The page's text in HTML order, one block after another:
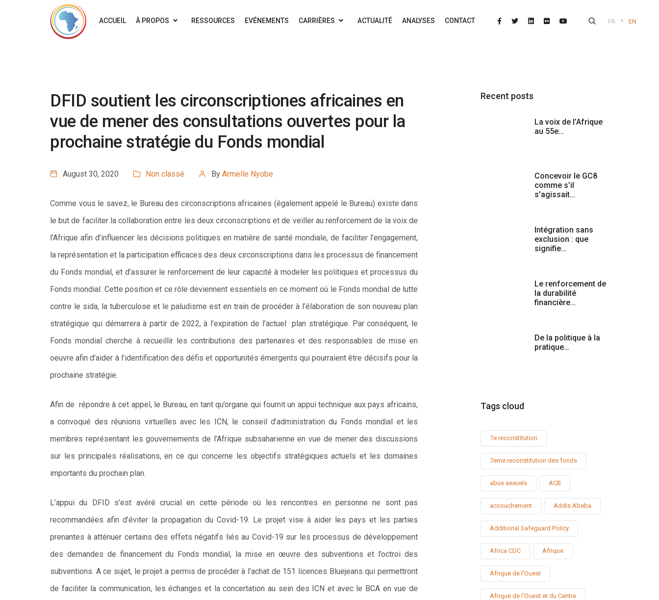
ACCUEIL À PROPOS RESSOURCES EVÉNEMENTS CARRIÈRES ACTUALITÉ ANALYSES CONTACT FR • EN
DFID soutient les circonscriptiones africaines en
vue de mener des consultations ouvertes pour la
prochaine stratégie du Fonds mondial
August 30, 2020 Non classé By Armelle Nyobe
Comme vous le savez, le Bureau des circonscriptions africaines (également appelé le Bureau) existe dans
le but de faciliter la collaboration entre les deux circonscriptions et de veiller au renforcement de la voix de
l’Afrique afin d’influencer les décisions politiques en matière de santé mondiale, de faciliter l’engagement,
la représentation et la participation efficaces des deux circonscriptions dans les processus de financement
du Fonds mondial, et d’assurer le renforcement de leur capacité à modeler les politiques et processus du
Fonds mondial. Cette position et ce rôle deviennent essentiels en ce moment où le Fonds mondial de lutte
contre le sida, la tuberculose et le paludisme est en train de procéder à l’élaboration de son nouveau plan
stratégique qui démarrera à partir de 2022, à l’expiration de l’actuel plan stratégique. Par conséquent, le
Fonds mondial cherche à recueillir les contributions des partenaires et des responsables de mise en
oeuvre afin d’aider à l’identification des défis et opportunités émergents qui pourraient être décisifs pour la
prochaine stratégie.
Afin de répondre à cet appel, le Bureau, en tant qu’organe qui fournit un appui technique aux pays africains,
a convoqué des réunions virtuelles avec les ICN, le conseil d’administration du Fonds mondial et les
membres représentant les gouvernements de l’Afrique subsaharienne en vue de mener des discussions
sur les principales réalisations, en ce qui concerne les objectifs stratégiques actuels et les domaines
importants du prochain plan.
L’appui du DFID s’est avéré crucial en cette période où les rencontres en personne ne sont pas
recommandées afin d’éviter la propagation du Covid-19. Le projet vise à aider les pays et les parties
prenantes à atténuer certains des effets négatifs liés au Covid-19 sur les processus de développement
des demandes de financement du Fonds mondial, la mise en œuvre des subventions et l’octroi des
subventions. A ce sujet, le projet a permis de procéder à l’achat de 151 licences Bluejeans qui permettront
de faciliter la communication, les échanges et la concertation au sein des ICN et avec le BCA en vue de
Recent posts
La voix de l’Afrique
au 55e…
Concevoir le GC8
comme s’il
s’agissait…
Intégration sans
exclusion : que
signifie…
Le renforcement de
la durabilité
financière…
De la politique à la
pratique…
Tags cloud
7e reconstitution
7eme reconstitution des fonds
abus sexuels ACB
accouchement Addis Abeba
Additional Safeguard Policy
Africa CDC Afrique
Afrique de l'Ouest
Afrique de l'Ouest et du Centre